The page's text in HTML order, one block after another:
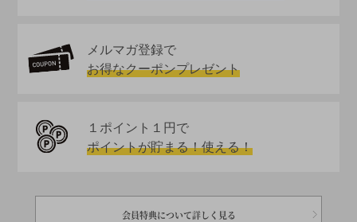
メルマガ登録で
お得なクーポンプレゼント
１ポイント１円で
ポイントが貯まる！使える！
会員特典について詳しく見る